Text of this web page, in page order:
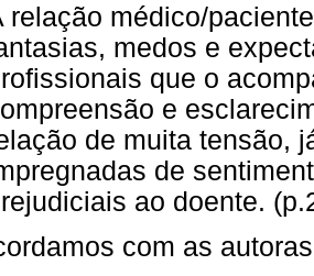
relação médico/
medos e
que o
e
de muita tensão,
de
ao doente.
com as